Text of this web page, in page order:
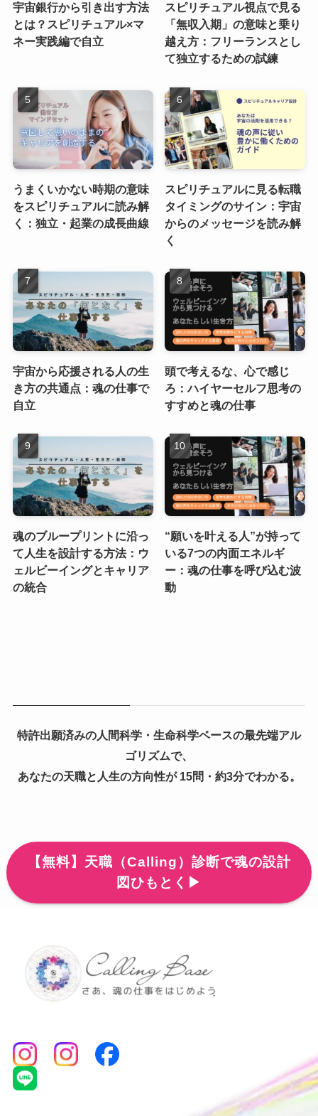
宇宙銀行から引き出す方法
とは？スピリチュアル×マ
ネー実践編で自立
スピリチュアル視点で見る
「無収入期」の意味と乗り
越え方：フリーランスとし
て独立するための試練
うまくいかない時期の意味
をスピリチュアルに読み解
く：独立・起業の成長曲線
スピリチュアルに見る転職
タイミングのサイン：宇宙
からのメッセージを読み解
く
宇宙から応援される人の生
き方の共通点：魂の仕事で
自立
頭で考えるな、心で感じ
ろ：ハイヤーセルフ思考の
すすめと魂の仕事
魂のブループリントに沿っ
て人生を設計する方法：ウ
ェルビーイングとキャリア
の統合
“願いを叶える人”が持って
いる7つの内面エネルギ
ー：魂の仕事を呼び込む波
動
特許出願済みの人間科学・生命科学ベースの最先端アル
ゴリズムで、
あなたの天職と人生の方向性が 15問・約3分でわかる。
【無料】天職（Calling）診断で魂の設計
図ひもとく▶